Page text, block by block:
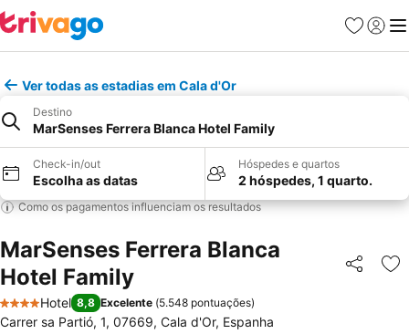
Favoritos
Iniciar
Ver todas as estadias em Cala d'Or
Destino
MarSenses Ferrera Blanca Hotel Family
Check-in/out
Escolha as datas
Hóspedes e quartos
2 hóspedes, 1 quarto.
Como os pagamentos influenciam os resultados
MarSenses Ferrera Blanca
Hotel Family
Partilhar
4 Estrelas
Hotel 8,8 Excelente (5.548 pontuações)
Carrer sa Partió, 1, 07669, Cala d'Or, Espanha